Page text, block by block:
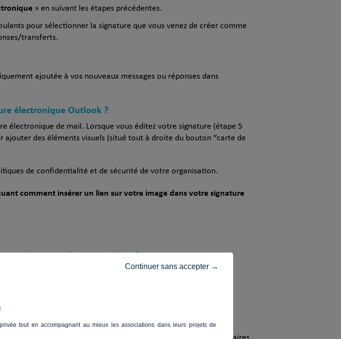
» en suivant les étapes précédentes.
pour sélectionner la signature que vous venez de créer comme
transferts.
ajoutée à vos nouveaux messages ou réponses dans
électronique Outlook ?
électronique de mail. Lorsque vous éditez votre signature (étape 5
ajouter des éléments visuels (situé tout à droite du bouton “carte de
de confidentialité et de sécurité de votre organisation.
comment insérer un lien sur votre image dans votre signature
existante dans Outlook ?
tout en accompagnant au mieux les associations dans leurs projets de
Continuer sans accepter →